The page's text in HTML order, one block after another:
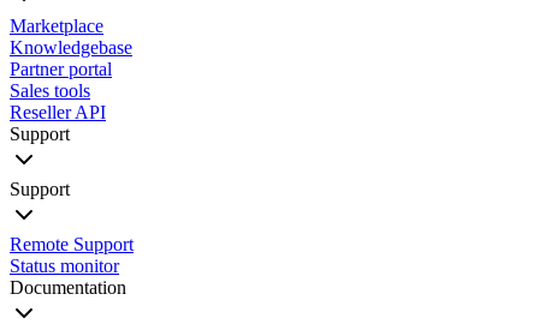
Marketplace
Knowledgebase
Partner portal
Sales tools
Reseller API
Support
Support
Remote Support
Status monitor
Documentation